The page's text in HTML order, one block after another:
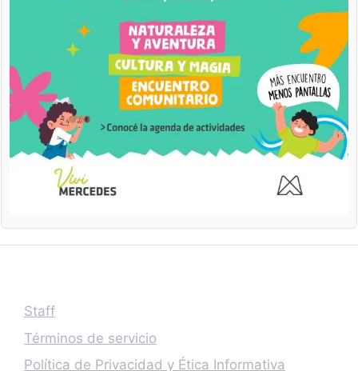
Staff
Términos de servicio
Política de Privacidad y Ética Informativa